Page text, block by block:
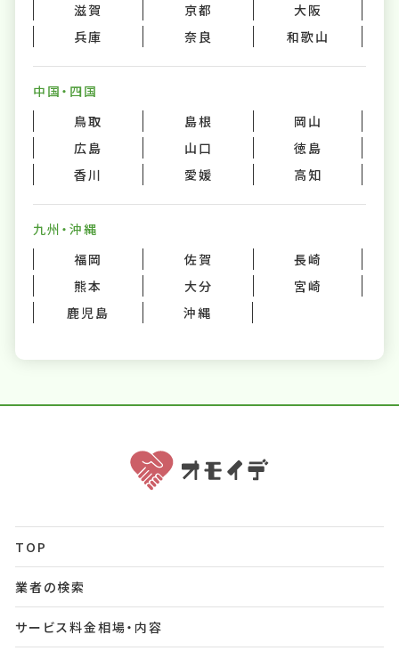
滋賀
京都
大阪
兵庫
奈良 和歌山
中国・四国
鳥取
島根
岡山
広島
山口
徳島
香川
愛媛 高知
九州・沖縄
福岡
佐賀
長崎
熊本
大分
宮崎
鹿児島
沖縄
TOP
業者の検索
サービス料金相場・内容